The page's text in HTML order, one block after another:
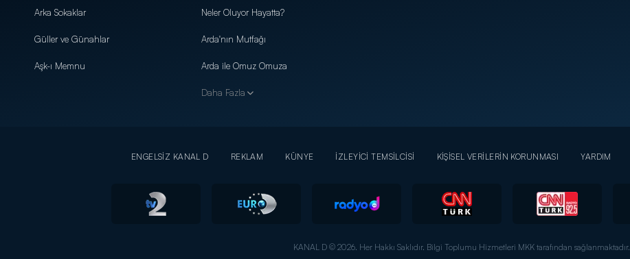
Arka Sokaklar
Güller ve Günahlar
Aşk-ı Memnu
Neler Oluyor Hayatta?
Arda'nın Mutfağı
Arda ile Omuz Omuza
Daha Fazla
ENGELSİZ KANAL D REKLAM KÜNYE İZLEYİCİ TEMSİLCİSİ KİŞİSEL VERİLERİN KORUNMASI YARDIM
KANAL D © 2026. Her Hakkı Saklıdır. Bilgi Toplumu Hizmetleri MKK tarafından sağlanmaktadır.